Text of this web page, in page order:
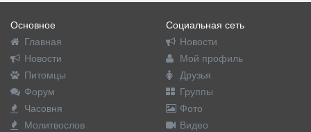
Основное
Главная
Новости
Питомцы
Форум
Часовня
Молитвослов
Социальная сеть
Новости
Мой профиль
Друзья
Группы
Фото
Видео